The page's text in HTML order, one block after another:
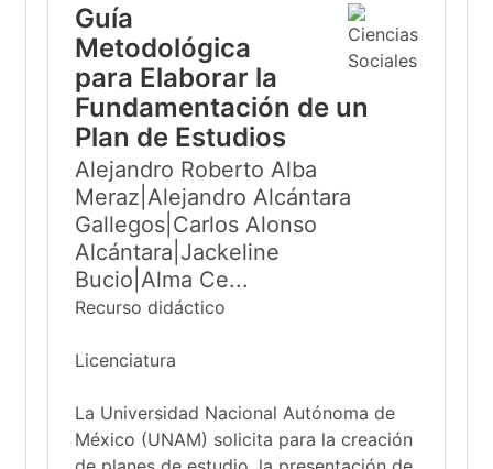
Guía
Metodológica
para Elaborar la
Fundamentación de un
Plan de Estudios
Alejandro Roberto Alba
Meraz|Alejandro Alcántara
Gallegos|Carlos Alonso
Alcántara|Jackeline
Bucio|Alma Ce...
Recurso didáctico
Licenciatura
La Universidad Nacional Autónoma de
México (UNAM) solicita para la creación